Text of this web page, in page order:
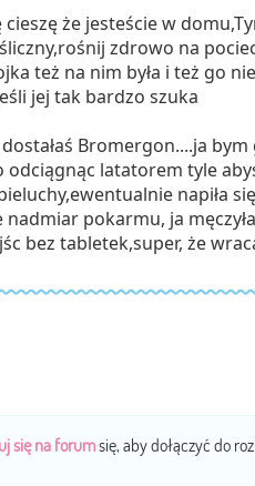
że jesteście w
zdrowo na
też na nim była i też go
jej tak bardzo szuka
Bromergon....ja bym
latatorem tyle
napiła
pokarmu, ja
bez tabletek,super, że
się na forumsię, aby dołączyć do